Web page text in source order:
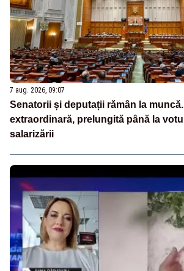
7 aug. 2026, 09:07
Senatorii și deputații rămân la
extraordinară, prelungită până la
salarizării